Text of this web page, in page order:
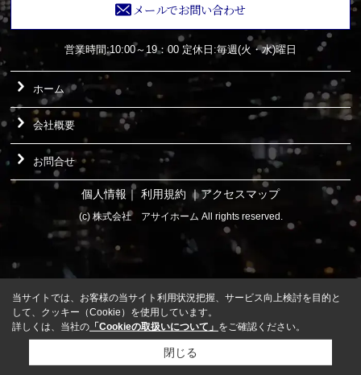
メールでお問い合わせ
営業時間:10:00～19：00 定休日:毎週(火・水)曜日
ホーム
会社概要
お問合せ
個人情報 ｜ 利用規約 ｜アクセスマップ
(c) 株式会社 アサイホーム All rights reserved.
当サイトでは、お客様の当サイト利用状況把握、サービス向上検討を目的と
して、クッキー（Cookie）を使用しています。
詳しくは、当社の 「Cookieの取扱いについて」 をご確認ください。
閉じる